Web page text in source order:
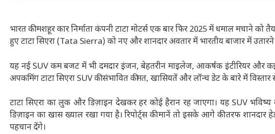
भारत की मशहूर कार निर्माता कंपनी टाटा मोटर्स एक बार फिर 2025 में धमाल मचाने
हुए टाटा सिएरा (Tata Sierra) को नए और शानदार अवतार में भारतीय बाजार में उतारने
यह नई SUV कम बजट में भी दमदार इंजन, बेहतरीन माइलेज, आकर्षक इंटीरियर
अपकमिंग टाटा सिएरा SUV की संभावित कीमत, खासियतें और लॉन्च डेट के बारे में
टाटा सिएरा का लुक और डिज़ाइन देखकर हर कोई हैरान रह जाएगा। यह SUV
डिज़ाइन का खास ख्याल रखा गया है। रिपोर्ट्स की मानें तो इसके आगे की तरफ
पहचान देंगे।